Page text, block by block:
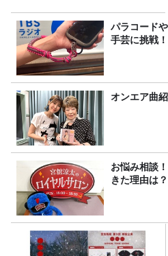
パラコード
手芸に挑戦
オンエア曲
お悩み相談
きた理由は？